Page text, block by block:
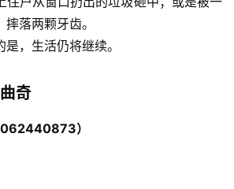
落两颗牙齿。
，生活仍将继续。
奇
）